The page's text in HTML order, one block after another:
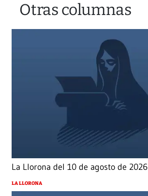
Otras columnas
La Llorona del 10 de agosto de 2026
LA LLORONA